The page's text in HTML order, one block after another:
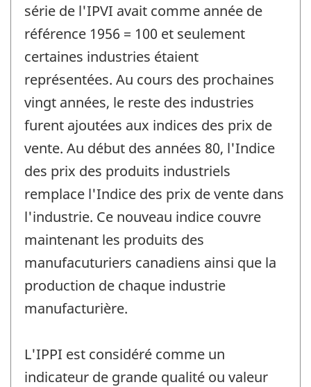
série de l'IPVI avait comme année de
référence 1956 = 100 et seulement
certaines industries étaient
représentées. Au cours des prochaines
vingt années, le reste des industries
furent ajoutées aux indices des prix de
vente. Au début des années 80, l'Indice
des prix des produits industriels
remplace l'Indice des prix de vente dans
l'industrie. Ce nouveau indice couvre
maintenant les produits des
manufacuturiers canadiens ainsi que la
production de chaque industrie
manufacturière.
L'IPPI est considéré comme un
indicateur de grande qualité ou valeur